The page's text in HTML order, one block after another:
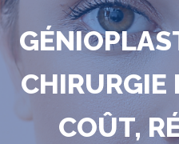
CHIRURGIE
COÛT,